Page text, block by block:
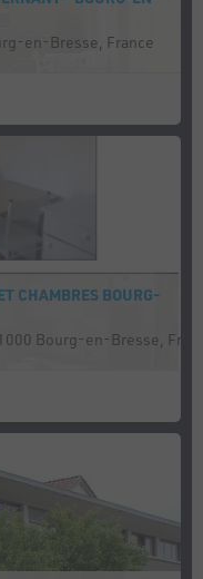
en-Bresse, France
CHAMBRES BOURG-
Bourg-en-Bresse,